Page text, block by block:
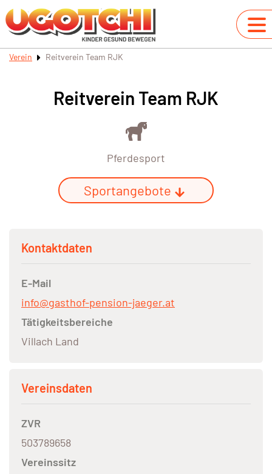
Verein Reitverein Team RJK
Reitverein Team RJK
Pferdesport
Sportangebote
Kontaktdaten
E-Mail
info@gasthof-pension-jaeger.at
Tätigkeitsbereiche
Villach Land
Vereinsdaten
ZVR
503789658
Vereinssitz